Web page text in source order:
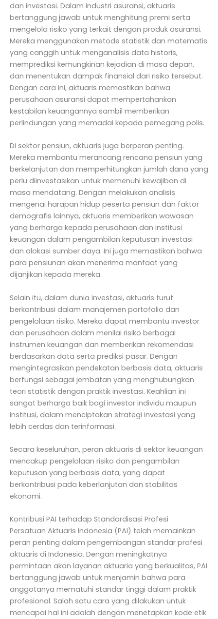
dan investasi. Dalam industri asuransi, aktuaris
bertanggung jawab untuk menghitung premi serta
mengelola risiko yang terkait dengan produk asuransi.
Mereka menggunakan metode statistik dan matematis
yang canggih untuk menganalisis data historis,
memprediksi kemungkinan kejadian di masa depan,
dan menentukan dampak finansial dari risiko tersebut.
Dengan cara ini, aktuaris memastikan bahwa
perusahaan asuransi dapat mempertahankan
kestabilan keuangannya sambil memberikan
perlindungan yang memadai kepada pemegang polis.
Di sektor pensiun, aktuaris juga berperan penting.
Mereka membantu merancang rencana pensiun yang
berkelanjutan dan memperhitungkan jumlah dana yang
perlu diinvestasikan untuk memenuhi kewajiban di
masa mendatang. Dengan melakukan analisis
mengenai harapan hidup peserta pensiun dan faktor
demografis lainnya, aktuaris memberikan wawasan
yang berharga kepada perusahaan dan institusi
keuangan dalam pengambilan keputusan investasi
dan alokasi sumber daya. Ini juga memastikan bahwa
para pensiunan akan menerima manfaat yang
dijanjikan kepada mereka.
Selain itu, dalam dunia investasi, aktuaris turut
berkontribusi dalam manajemen portofolio dan
pengelolaan risiko. Mereka dapat membantu investor
dan perusahaan dalam menilai risiko berbagai
instrumen keuangan dan memberikan rekomendasi
berdasarkan data serta prediksi pasar. Dengan
mengintegrasikan pendekatan berbasis data, aktuaris
berfungsi sebagai jembatan yang menghubungkan
teori statistik dengan praktik investasi. Keahlian ini
sangat berharga baik bagi investor individu maupun
institusi, dalam menciptakan strategi investasi yang
lebih cerdas dan terinformasi.
Secara keseluruhan, peran aktuaris di sektor keuangan
mencakup pengelolaan risiko dan pengambilan
keputusan yang berbasis data, yang dapat
berkontribusi pada keberlanjutan dan stabilitas
ekonomi.
Kontribusi PAI terhadap Standardisasi Profesi
Persatuan Aktuaris Indonesia (PAI) telah memainkan
peran penting dalam pengembangan standar profesi
aktuaris di Indonesia. Dengan meningkatnya
permintaan akan layanan aktuaria yang berkualitas, PAI
bertanggung jawab untuk menjamin bahwa para
anggotanya mematuhi standar tinggi dalam praktik
profesional. Salah satu cara yang dilakukan untuk
mencapai hal ini adalah dengan menetapkan kode etik